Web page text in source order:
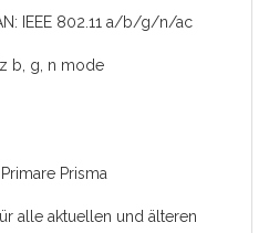
IEEE 802.11 a/b/g/n/ac
b, g, n mode
Prisma
alle aktuellen und älteren